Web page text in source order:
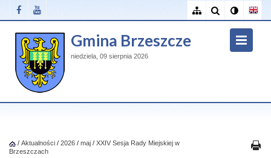
Gmina Brzeszcze
niedziela, 09 sierpnia 2026
/ Aktualności / 2026 / maj / XXIV Sesja Rady Miejskiej w
Brzeszczach